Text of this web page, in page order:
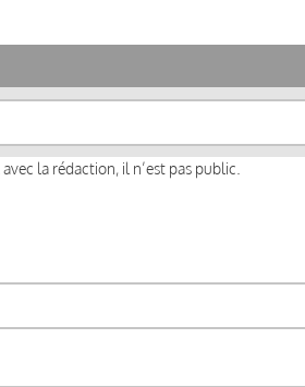
la rédaction, il n’est pas public.